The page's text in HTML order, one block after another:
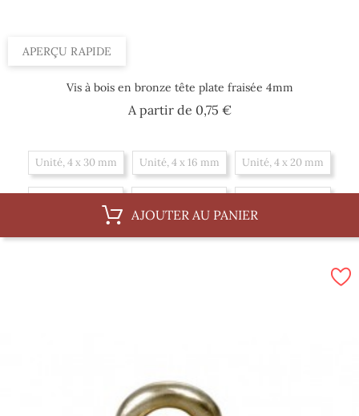
APERÇU RAPIDE
Vis à bois en bronze tête plate fraisée 4mm
A partir de 0,75 €Prix
Unité, 4 x 30 mm Unité, 4 x 16 mm Unité, 4 x 20 mm
Unité, 4 x 45 mm Boite, 4 x 16 mm Boite, 4 x 20 mm
AJOUTER AU PANIER